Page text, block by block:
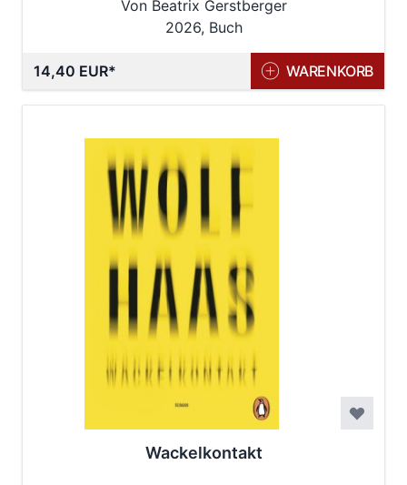
Von Beatrix Gerstberger
2026, Buch
14,40 EUR WARENKORB
Wackelkontakt